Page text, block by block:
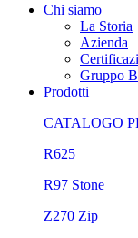
Chi siamo
La Storia
Azienda
Gruppo
Prodotti
CATALOGO
R625
R97 Stone
Z270 Zip